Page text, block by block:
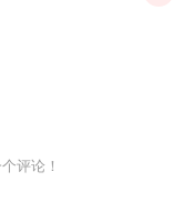
评论！